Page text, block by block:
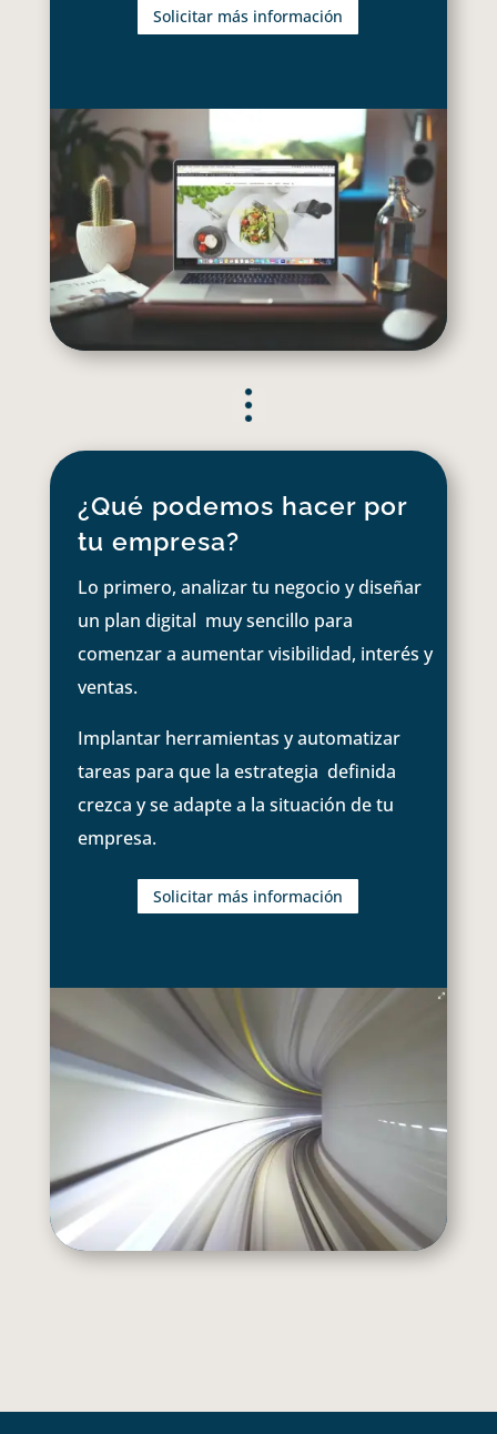
Solicitar más información
¿Qué podemos hacer por
tu empresa?
Lo primero, analizar tu negocio y diseñar
un plan digital muy sencillo para
comenzar a aumentar visibilidad, interés y
ventas.
Implantar herramientas y automatizar
tareas para que la estrategia definida
crezca y se adapte a la situación de tu
empresa.
Solicitar más información